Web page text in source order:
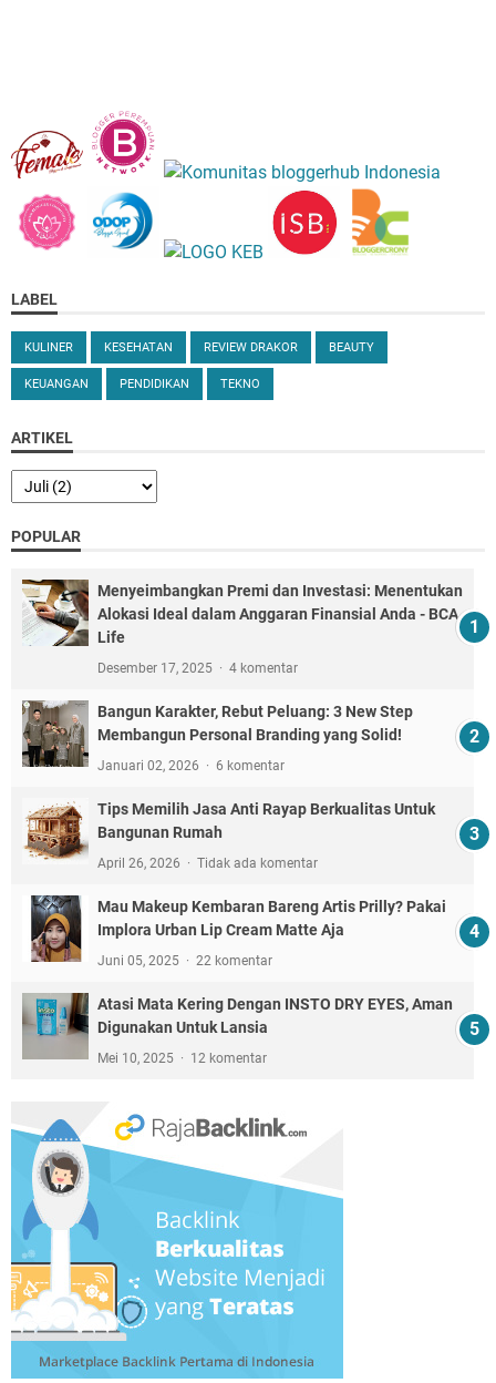
LABEL
KULINER KESEHATAN REVIEW DRAKOR BEAUTY
KEUANGAN PENDIDIKAN TEKNO
ARTIKEL
POPULAR
Menyeimbangkan Premi dan Investasi: Menentukan
Alokasi Ideal dalam Anggaran Finansial Anda - BCA
Life
Desember 17, 2025 4 komentar
Bangun Karakter, Rebut Peluang: 3 New Step
Membangun Personal Branding yang Solid!
Januari 02, 2026 6 komentar
Tips Memilih Jasa Anti Rayap Berkualitas Untuk
Bangunan Rumah
April 26, 2026 Tidak ada komentar
Mau Makeup Kembaran Bareng Artis Prilly? Pakai
Implora Urban Lip Cream Matte Aja
Juni 05, 2025 22 komentar
Atasi Mata Kering Dengan INSTO DRY EYES, Aman
Digunakan Untuk Lansia
Mei 10, 2025 12 komentar